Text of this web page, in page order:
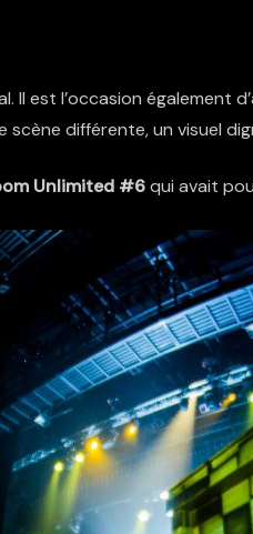
Il est l’occasion également
scène différente, un visuel
Unlimited #6qui avait